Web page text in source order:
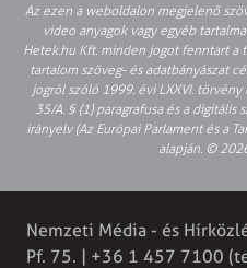
Az ezen a weboldalon megjelenő
video anyagok vagy egyéb
Hetek.hu Kft. minden jogot fenntart a
tartalom szöveg- és adatbányászat
jogról szóló 1999. évi LXXVI.
35/A. § (1) paragrafusa és a
irányelv (Az Európai Parlament és a
alapján. ©
Nemzeti Média - és
Pf. 75. | +36 1 457 7100